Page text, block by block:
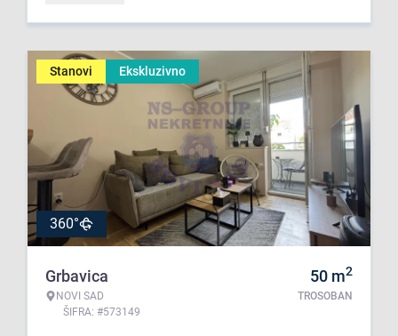
Stanovi Ekskluzivno
360°
Grbavica
NOVI SAD
ŠIFRA: #573149
50 m2
TROSOBAN